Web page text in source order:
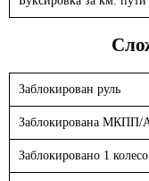
Заблокирован руль
Заблокирована
Заблокировано 1 колесо